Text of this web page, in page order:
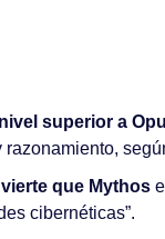
superior a
razonamiento,
que Mythos
cibernéticas”.